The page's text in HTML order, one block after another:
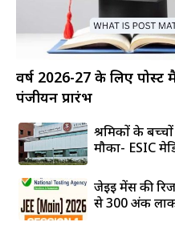
वर्ष 2026-27 के लिए पोस्ट
पंजीयन प्रारंभ
श्रमिकों के
मौका- ESIC
जेईई मेंस की
से 300 अंक